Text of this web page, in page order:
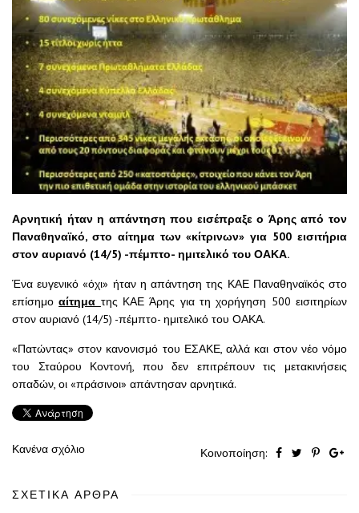
Αρνητική ήταν η απάντηση που εισέπραξε ο Άρης από τον
Παναθηναϊκό, στο αίτημα των «κίτρινων» για 500 εισιτήρια
στον αυριανό (14/5) -πέμπτο- ημιτελικό του ΟΑΚΑ.
Ένα ευγενικό «όχι» ήταν η απάντηση της ΚΑΕ Παναθηναϊκός στο
επίσημοαίτημα της ΚΑΕ Άρης για τη χορήγηση 500 εισιτηρίων
στον αυριανό (14/5) -πέμπτο- ημιτελικό του ΟΑΚΑ.
«Πατώντας» στον κανονισμό του ΕΣΑΚΕ, αλλά και στον νέο νόμο
του Σταύρου Κοντονή, που δεν επιτρέπουν τις μετακινήσεις
οπαδών, οι «πράσινοι» απάντησαν αρνητικά.
Κανένα σχόλιο Κοινοποίηση:
ΣΧΕΤΙΚΆ ΆΡΘΡΑ